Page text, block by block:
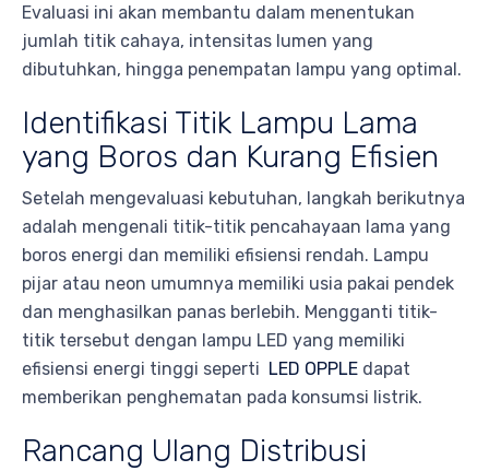
Evaluasi ini akan membantu dalam menentukan
jumlah titik cahaya, intensitas lumen yang
dibutuhkan, hingga penempatan lampu yang optimal.
Identifikasi Titik Lampu Lama
yang Boros dan Kurang Efisien
Setelah mengevaluasi kebutuhan, langkah berikutnya
adalah mengenali titik-titik pencahayaan lama yang
boros energi dan memiliki efisiensi rendah. Lampu
pijar atau neon umumnya memiliki usia pakai pendek
dan menghasilkan panas berlebih. Mengganti titik-
titik tersebut dengan lampu LED yang memiliki
efisiensi energi tinggi seperti LED OPPLE dapat
memberikan penghematan pada konsumsi listrik.
Rancang Ulang Distribusi